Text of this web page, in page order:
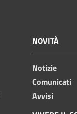
NOVITÀ
Notizie
Comunicati
Avvisi